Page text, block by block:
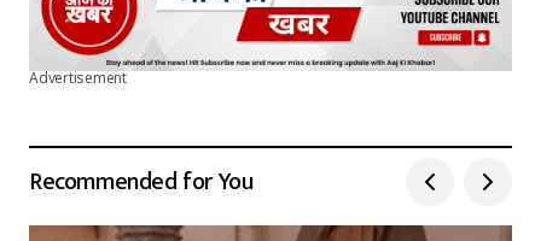
Advertisement
Recommended for You